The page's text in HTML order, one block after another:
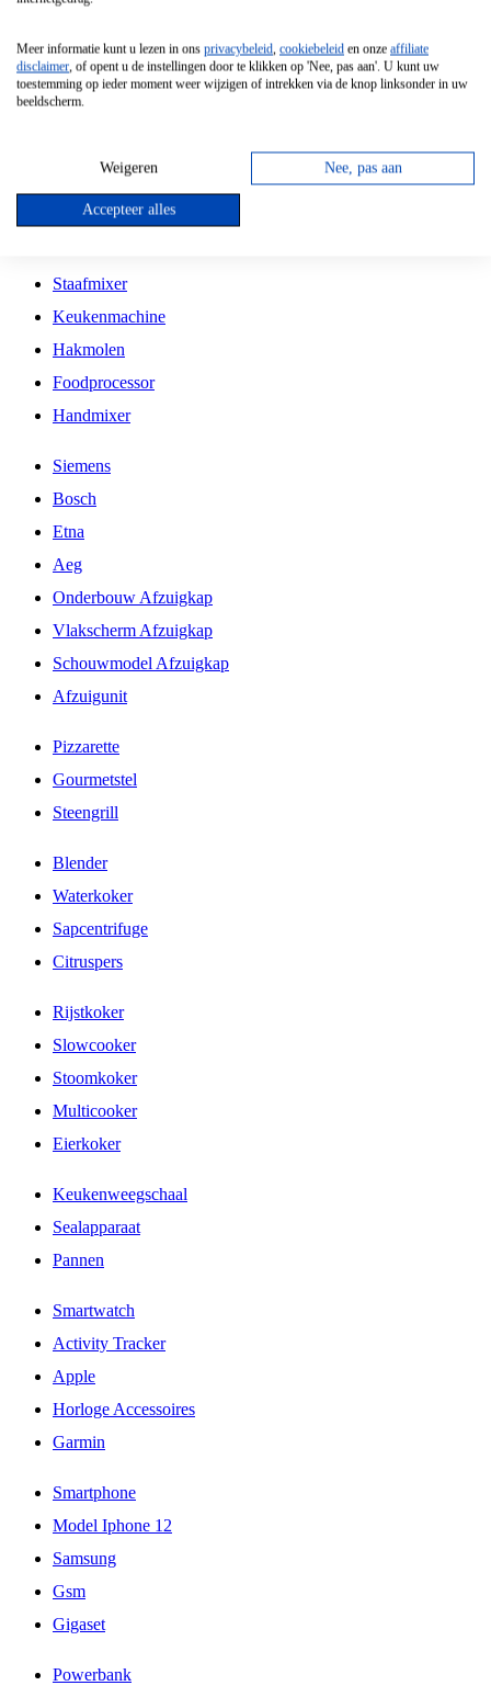
Vrijstaande Magnetron
Vrijstaande Kookplaat
Inbouw Gaskookplaat
Inbouw Keramische Kookplaat
Kookplaat Accessoires
Staafmixer
Keukenmachine
Hakmolen
Foodprocessor
Handmixer
Siemens
Bosch
Etna
Aeg
Onderbouw Afzuigkap
Vlakscherm Afzuigkap
Schouwmodel Afzuigkap
Afzuigunit
Pizzarette
Gourmetstel
Steengrill
Blender
Waterkoker
Sapcentrifuge
Citruspers
Rijstkoker
Slowcooker
Stoomkoker
Multicooker
Eierkoker
Keukenweegschaal
Sealapparaat
Pannen
Smartwatch
Activity Tracker
Apple
Horloge Accessoires
Garmin
Smartphone
Model Iphone 12
Samsung
Gsm
Gigaset
Powerbank
Meer informatie kunt u lezen in ons privacybeleid, cookiebeleid en onze affiliate
disclaimer, of opent u de instellingen door te klikken op 'Nee, pas aan'. U kunt uw
toestemming op ieder moment weer wijzigen of intrekken via de knop linksonder in uw
beeldscherm.
Weigeren Nee, pas aan
Accepteer alles